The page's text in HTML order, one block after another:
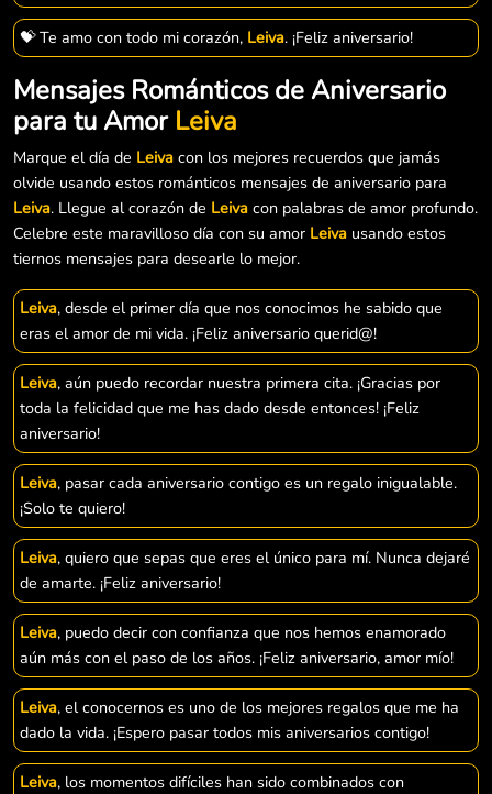
💝 Te amo con todo mi corazón, Leiva. ¡Feliz aniversario!
Mensajes Románticos de Aniversario
para tu Amor Leiva
Marque el día de Leiva con los mejores recuerdos que jamás
olvide usando estos románticos mensajes de aniversario para
Leiva. Llegue al corazón de Leiva con palabras de amor profundo.
Celebre este maravilloso día con su amor Leiva usando estos
tiernos mensajes para desearle lo mejor.
Leiva, desde el primer día que nos conocimos he sabido que
eras el amor de mi vida. ¡Feliz aniversario querid@!
Leiva, aún puedo recordar nuestra primera cita. ¡Gracias por
toda la felicidad que me has dado desde entonces! ¡Feliz
aniversario!
Leiva, pasar cada aniversario contigo es un regalo inigualable.
¡Solo te quiero!
Leiva, quiero que sepas que eres el único para mí. Nunca dejaré
de amarte. ¡Feliz aniversario!
Leiva, puedo decir con confianza que nos hemos enamorado
aún más con el paso de los años. ¡Feliz aniversario, amor mío!
Leiva, el conocernos es uno de los mejores regalos que me ha
dado la vida. ¡Espero pasar todos mis aniversarios contigo!
Leiva, los momentos difíciles han sido combinados con